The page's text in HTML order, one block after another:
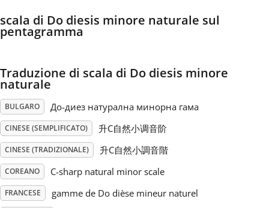
Polski
Português
Русский
Svenska
Tiếng Việt
scala di Do diesis minore naturale sul
pentagramma
Traduzione di scala di Do diesis minore
naturale
BULGARO До-диез натурална минорна гама
CINESE (SEMPLIFICATO) 升C自然小调音阶
CINESE (TRADIZIONALE) 升C自然小調音階
COREANO C-sharp natural minor scale
FRANCESE gamme de Do dièse mineur naturel